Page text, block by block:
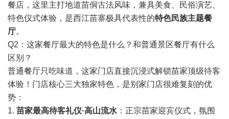
餐店，这里主打地道苗侗古法风味，兼具美食、民俗演艺、
特色仪式体验，是西江苗寨极具代表性的特色民族主题餐
厅。
Q2：这家餐厅最大的特色是什么？和普通景区餐厅有什么
区别？
普通餐厅只吃味道，这家门店直接沉浸式解锁苗家顶级待客
体验！门店核心三大独家特色，是别家门店很难复刻的优
势：
1. 苗家最高待客礼仪·高山流水 ：正宗苗家迎宾仪式，氛围